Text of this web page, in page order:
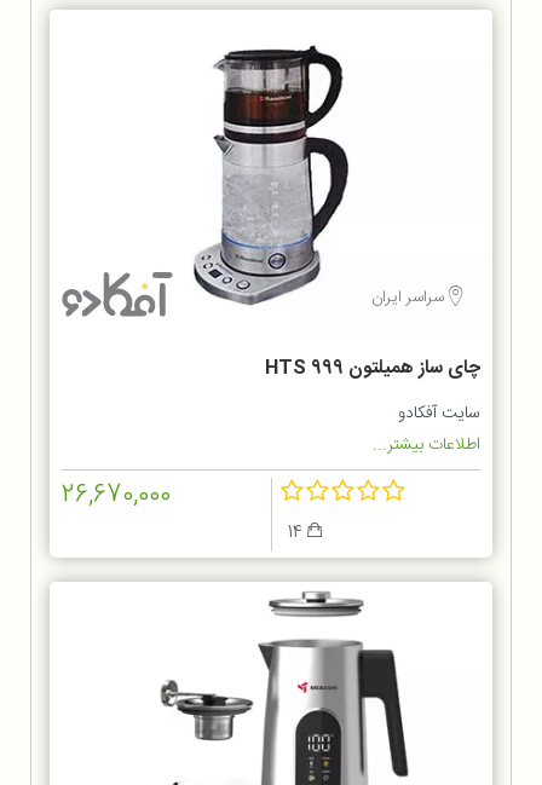
سراسر ایران
چای ساز همیلتون HTS 999
سایت آفکادو
اطلاعات بیشتر...
26,670,000